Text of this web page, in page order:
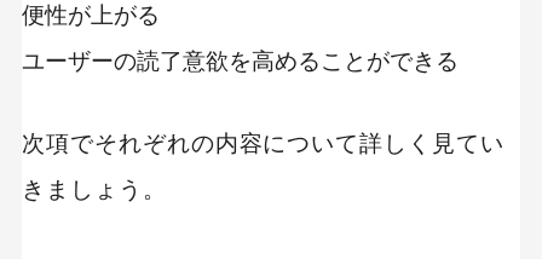
検索する
便性が上がる
ユーザーの読了意欲を高めることができる
次項でそれぞれの内容について詳しく見てい
きましょう。